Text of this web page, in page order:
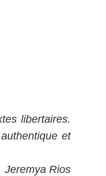
libertaires.
et
Jeremya Rios